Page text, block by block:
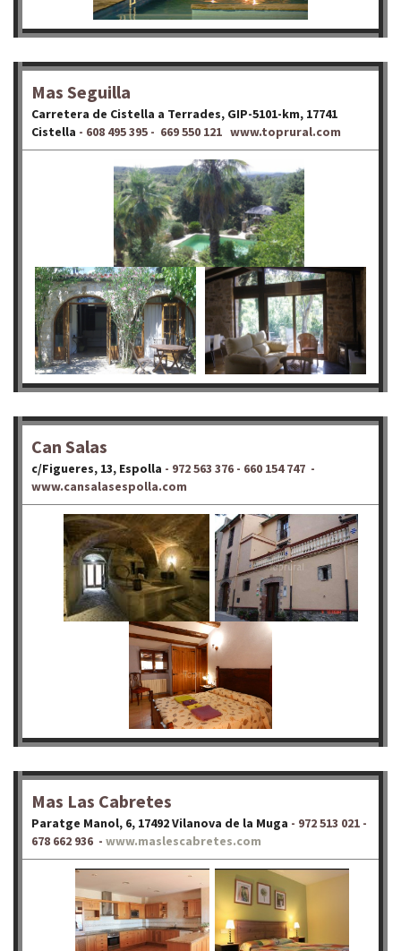
Mas Seguilla
Carretera de Cistella a Terrades, GIP-5101-km, 17741
Cistella - 608 495 395 - 669 550 121 www.toprural.com
Can Salas
c/Figueres, 13, Espolla - 972 563 376 - 660 154 747 -
www.cansalasespolla.com
Mas Las Cabretes
Paratge Manol, 6, 17492 Vilanova de la Muga - 972 513 021 -
678 662 936 - www.maslescabretes.com